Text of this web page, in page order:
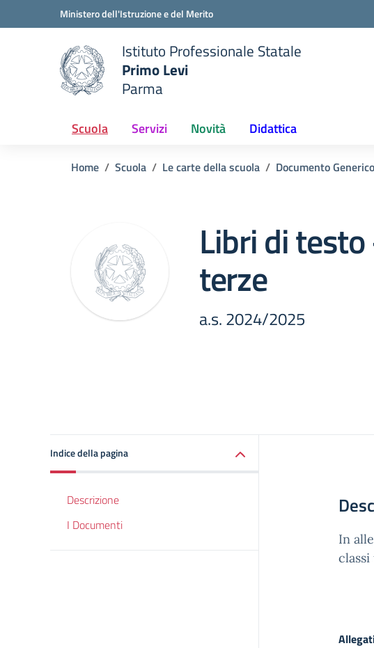
Vai ai contenuti
Vai al menu di navigazioneMinistero dell'Istruzione e del Merito
scuola
Istituto Professionale Statale
Primo Levi
Parma
Scuola Servizi Novità Didattica
Home Scuola Le carte della scuola Documento Generico
Libri di testo
terze
a.s. 2024/2025
Indice della pagina
Descrizione
I Documenti
In